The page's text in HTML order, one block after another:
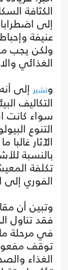
الكثافة
إلى
عنيفة
ولكن يجب
الغذائي
وتشير إلى
التكاليف
سواء كانت
التنوع
الآثار
بالنسبة
تكلفة
الفوري إلى
وتبين أن
فقد تناول
في مرحلة
توقف
الغذاء